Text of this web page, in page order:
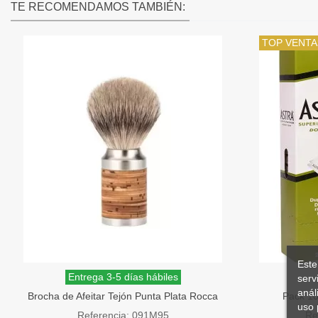
TE RECOMENDAMOS TAMBIÉN:
Entrega 3-5 días hábiles
Brocha de Afeitar Tejón Punta Plata Rocca
Corteza de Abedul Mühle
Referencia: 091M95
TOP
Pack
uso